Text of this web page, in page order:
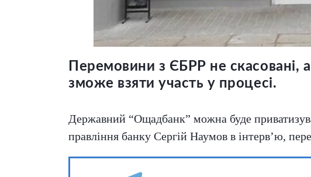
Перемовини з ЄБРР не скасовані,
зможе взяти участь у процесі.
Державний “Ощадбанк” можна буде
правління банку Сергій Наумов в інтерв’ю,